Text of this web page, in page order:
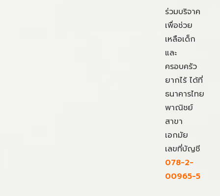
ร่วมบริจาค
เพื่อช่วย
เหลือเด็ก
และ
ครอบครัว
ยากไร้ ได้ที่
ธนาคารไทย
พาณิชย์
สาขา
เอกมัย
เลขที่บัญชี
078-2-
00965-5